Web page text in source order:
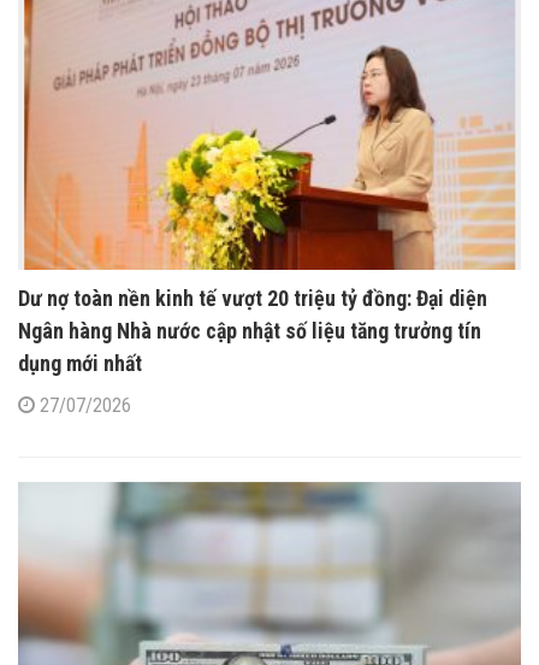
Dư nợ toàn nền kinh tế vượt 20 triệu tỷ đồng: Đại diện
Ngân hàng Nhà nước cập nhật số liệu tăng trưởng tín
dụng mới nhất
27/07/2026